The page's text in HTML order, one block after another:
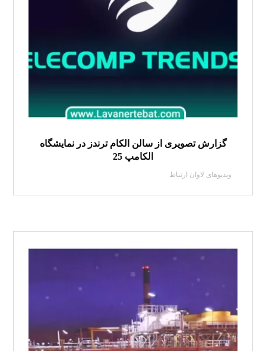
گزارش تصویری از سالن الکام ترندز در نمایشگاه
الکامپ 25
ویدیوهای لاوان ارتباط